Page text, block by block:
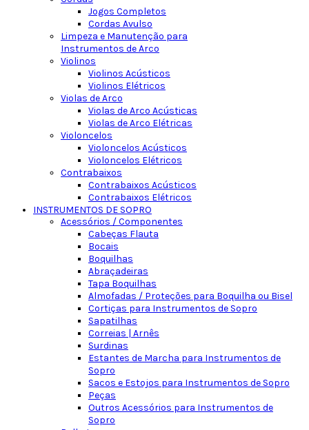
Jogos Completos
Cordas Avulso
Limpeza e Manutenção para
Instrumentos de Arco
Violinos
Violinos Acústicos
Violinos Elétricos
Violas de Arco
Violas de Arco Acústicas
Violas de Arco Elétricas
Violoncelos
Violoncelos Acústicos
Violoncelos Elétricos
Contrabaixos
Contrabaixos Acústicos
Contrabaixos Elétricos
INSTRUMENTOS DE SOPRO
Acessórios / Componentes
Cabeças Flauta
Bocais
Boquilhas
Abraçadeiras
Tapa Boquilhas
Almofadas / Proteções para Boquilha ou Bisel
Cortiças para Instrumentos de Sopro
Sapatilhas
Correias | Arnês
Surdinas
Estantes de Marcha para Instrumentos de
Sopro
Sacos e Estojos para Instrumentos de Sopro
Peças
Outros Acessórios para Instrumentos de
Sopro